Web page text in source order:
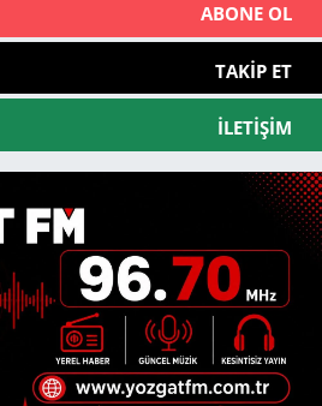
ABONE OL
TAKIP ET
İLETIŞIM